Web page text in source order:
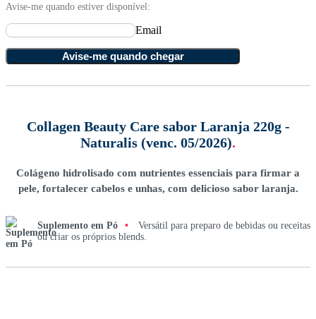
Avise-me quando estiver disponível:
Email
Avise-me quando chegar
Collagen Beauty Care sabor Laranja 220g -
Naturalis (venc. 05/2026).
Colágeno hidrolisado com nutrientes essenciais para firmar a
pele, fortalecer cabelos e unhas, com delicioso sabor laranja.
Suplemento em Pó •
Versátil para preparo de bebidas ou receitas
ou criar os próprios blends.